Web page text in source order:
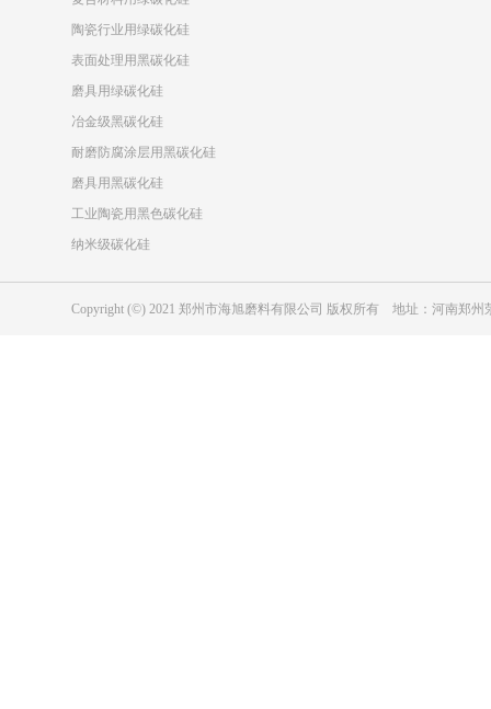
陶瓷行业用绿碳化硅
表面处理用黑碳化硅
磨具用绿碳化硅
冶金级黑碳化硅
耐磨防腐涂层用黑碳化硅
磨具用黑碳化硅
工业陶瓷用黑色碳化硅
纳米级碳化硅
Copyright (©) 2021 郑州市海旭磨料有限公司 版权所有 地址：河南郑